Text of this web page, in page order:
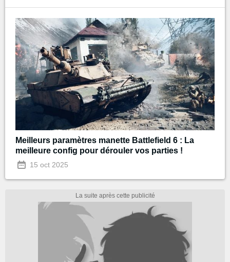
Meilleurs paramètres manette Battlefield 6 : La
meilleure config pour dérouler vos parties !
15 oct 2025